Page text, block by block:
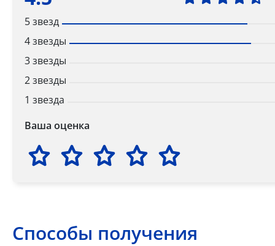
5 звезд
4 звезды
3 звезды
2 звезды
1 звезда
Ваша оценка
Способы получения